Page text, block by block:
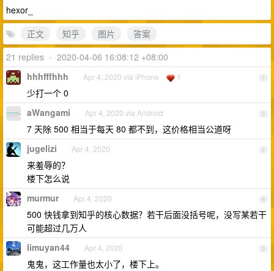
hexor_
正文
知乎 图片
答案
21 replies • 2020-04-06 16:08:12 +08:00
1
hhhfffhhh Apr 4, 2020 via iPhone 1
少打一个 0
2
aWangami Apr 4, 2020 via Android
7 天除 500 相当于每天 80 都不到，这价格相当公道呀
3
jugelizi Apr 4, 2020
来羞辱的？
楼下怎么说
4
murmur Apr 4, 2020
500 快钱拿到知乎的核心数据？若干后面没括号呢，没写某若干
可能超过几万人
5
limuyan44 Apr 4, 2020
鬼鬼，这工作量也太小了，楼下上。